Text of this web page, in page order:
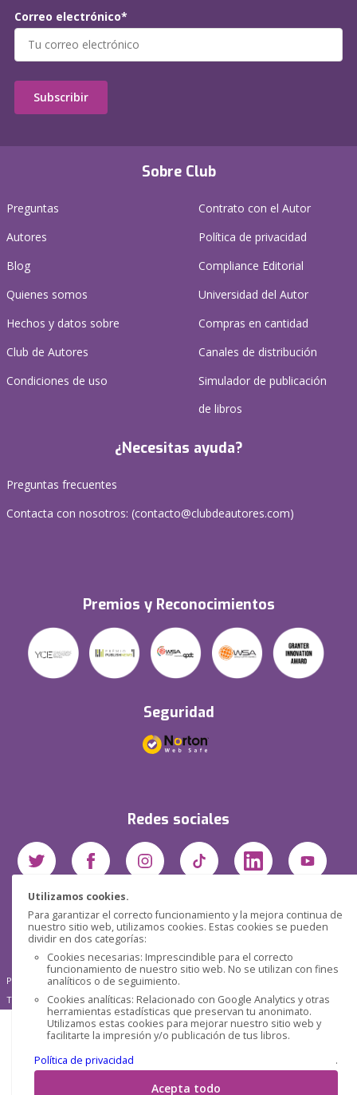
Utilizamos cookies.
Para garantizar el correcto funcionamiento y la mejora continua de
nuestro sitio web, utilizamos cookies. Estas cookies se pueden
dividir en dos categorías:
Cookies necesarias: Imprescindible para el correcto
funcionamiento de nuestro sitio web. No se utilizan con fines
analíticos o de seguimiento.
Cookies analíticas: Relacionado con Google Analytics y otras
herramientas estadísticas que preservan tu anonimato.
Utilizamos estas cookies para mejorar nuestro sitio web y
facilitarte la impresión y/o publicación de tus libros.
Política de privacidad
.
Acepta todo
Sobre Club
Preguntas
Autores
Blog
Quienes somos
Hechos y datos sobre
Club de Autores
Condiciones de uso
Contrato con el Autor
Política de privacidad
Compliance Editorial
Universidad del Autor
Compras en cantidad
Canales de distribución
Simulador de publicación
de libros
¿Necesitas ayuda?
Preguntas frecuentes
Contacta con nosotros: (contacto@clubdeautores.com)
Premios y Reconocimientos
Seguridad
Redes sociales
Correo electrónico*
Subscribir
Pensática Lda., Número de Identificação Fiscal 517215560
Travessa de São Pedro, n° 8 - Lisboa - Portugal 1200-432